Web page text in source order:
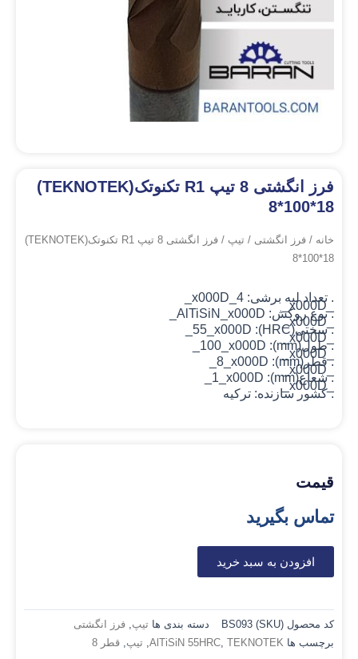
فرز انگشتی 8 تیپ R1 تکنوتک(TEKNOTEK)
8*100*18
خانه / فرز انگشتی / تیپ
/ فرز انگشتی 8 تیپ R1 تکنوتک(TEKNOTEK)
8*100*18
. تعداد لبه برشی: 4_x000D_
_x000D_
. نوع روکش: AlTiSiN _x000D_
_x000D_
. سختی(HRC): 55_x000D_
_x000D_
. طول(mm): 100_x000D_
_x000D_
. قطر(mm): 8_x000D_
_x000D_
. شعاع(mm): 1_x000D_
_x000D_
. کشور سازنده: ترکیه
قیمت
تماس بگیرید
افزودن به سبد خرید
کد محصول (SKU) BS093 دسته بندی ها تیپ, فرز انگشتی
برچسب ها
AlTiSiN 55HRC, TEKNOTEK
, تیپ, قطر 8